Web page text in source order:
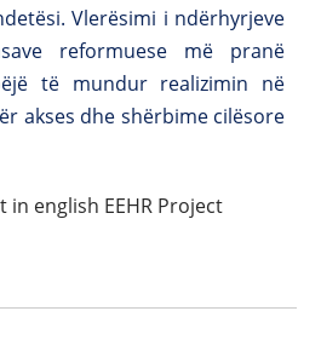
Vlerësimi i ndërhyrjeve
reformuese më pranë
të mundur realizimin në
akses dhe shërbime cilësore
english EEHR Project